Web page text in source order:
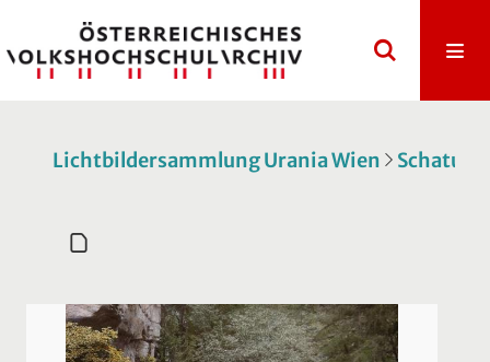
Lichtbildersammlung Urania Wien Schatulle